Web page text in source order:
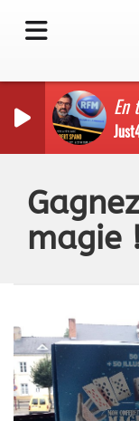
En
magie